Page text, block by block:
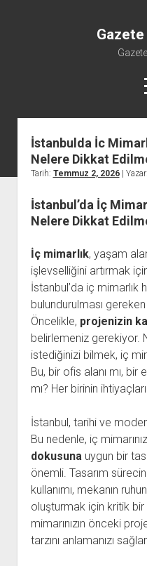
Gazete
İstanbulda İc
Nelere Dikkat
Tarih: Temmuz 2, 2026| Yazar:
İstanbul’da İç
Nelere Dikkat
İç mimarlık, yaşam
işlevselliğini artırmak
İstanbul’da iç mimarlık
bulundurulması
Öncelikle, projenizin
belirlemeniz gerekiyor.
istediğinizi bilmek, iç
Bu, bir ofis alanı mı,
mı? Her birinin ihtiyaçları
İstanbul, tarihi ve
Bu nedenle, iç
dokusunauygun bir
önemli. Tasarım
kullanımı, mekanın
oluşturmak için kritik bir
mimarınızın önceki
tarzını anlamanızı